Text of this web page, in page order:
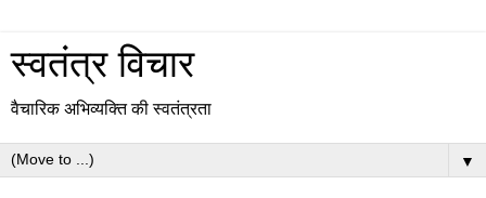
स्वतंत्र विचार
वैचारिक अभिव्यक्ति की स्वतंत्रता
▼